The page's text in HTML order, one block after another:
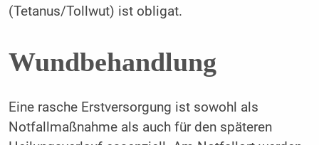
(Tetanus/Tollwut) ist obligat.
Wundbehandlung
Eine rasche Erstversorgung ist sowohl als
Notfallmaßnahme als auch für den späteren